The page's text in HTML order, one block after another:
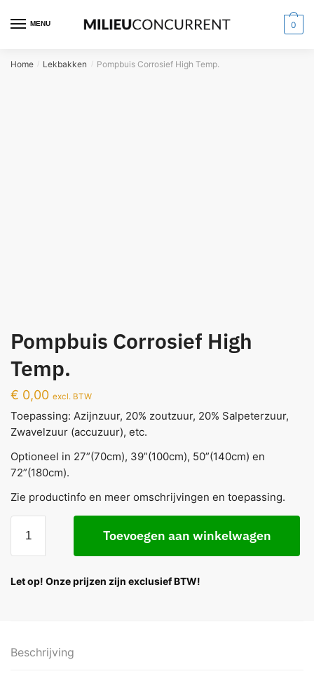
MENU 0
Home / Lekbakken / Pompbuis Corrosief High Temp.
Pompbuis Corrosief High
Temp.
€ 0,00 excl. BTW
Toepassing: Azijnzuur, 20% zoutzuur, 20% Salpeterzuur,
Zwavelzuur (accuzuur), etc.
Optioneel in 27”(70cm), 39”(100cm), 50”(140cm) en
72”(180cm).
Zie productinfo en meer omschrijvingen en toepassing.
Toevoegen aan winkelwagen
Let op! Onze prijzen zijn exclusief BTW!
Beschrijving